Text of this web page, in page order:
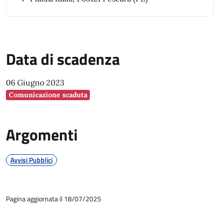
Data di scadenza
06 Giugno 2023
Comunicazione scaduta
Argomenti
Avvisi Pubblici
Pagina aggiornata il 18/07/2025